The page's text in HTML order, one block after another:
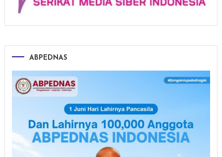
ABPEDNAS